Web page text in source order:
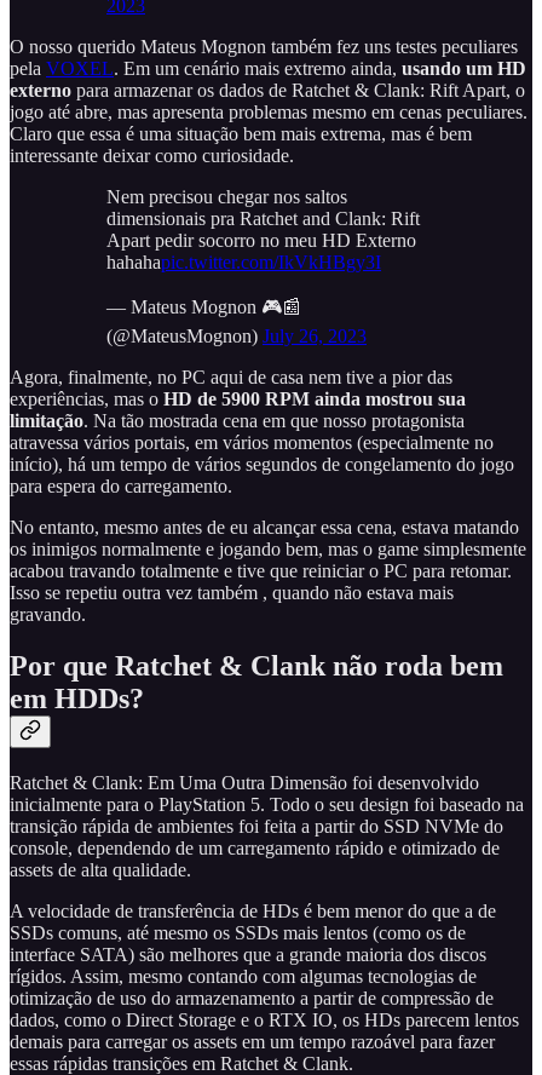
2023
O nosso querido Mateus Mognon também fez uns testes peculiares
pela VOXEL. Em um cenário mais extremo ainda, usando um HD
externo para armazenar os dados de Ratchet & Clank: Rift Apart, o
jogo até abre, mas apresenta problemas mesmo em cenas peculiares.
Claro que essa é uma situação bem mais extrema, mas é bem
interessante deixar como curiosidade.
Nem precisou chegar nos saltos
dimensionais pra Ratchet and Clank: Rift
Apart pedir socorro no meu HD Externo
hahahapic.twitter.com/IkVkHBgy3I
— Mateus Mognon 🎮📰
(@MateusMognon) July 26, 2023
Agora, finalmente, no PC aqui de casa nem tive a pior das
experiências, mas o HD de 5900 RPM ainda mostrou sua
limitação. Na tão mostrada cena em que nosso protagonista
atravessa vários portais, em vários momentos (especialmente no
início), há um tempo de vários segundos de congelamento do jogo
para espera do carregamento.
No entanto, mesmo antes de eu alcançar essa cena, estava matando
os inimigos normalmente e jogando bem, mas o game simplesmente
acabou travando totalmente e tive que reiniciar o PC para retomar.
Isso se repetiu outra vez também , quando não estava mais
gravando.
Por que Ratchet & Clank não roda bem
em HDDs?
Ratchet & Clank: Em Uma Outra Dimensão foi desenvolvido
inicialmente para o PlayStation 5. Todo o seu design foi baseado na
transição rápida de ambientes foi feita a partir do SSD NVMe do
console, dependendo de um carregamento rápido e otimizado de
assets de alta qualidade.
A velocidade de transferência de HDs é bem menor do que a de
SSDs comuns, até mesmo os SSDs mais lentos (como os de
interface SATA) são melhores que a grande maioria dos discos
rígidos. Assim, mesmo contando com algumas tecnologias de
otimização de uso do armazenamento a partir de compressão de
dados, como o Direct Storage e o RTX IO, os HDs parecem lentos
demais para carregar os assets em um tempo razoável para fazer
essas rápidas transições em Ratchet & Clank.